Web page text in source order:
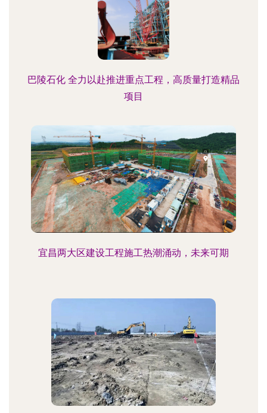
巴陵石化 全力以赴推进重点工程，高质量打造精品
项目
宜昌两大区建设工程施工热潮涌动，未来可期